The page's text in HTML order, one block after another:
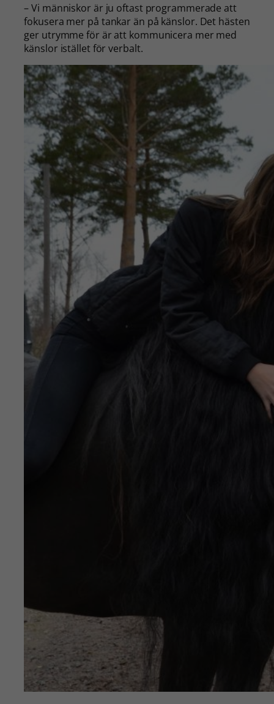
– Vi människor är ju oftast programmerade att
fokusera mer på tankar än på känslor. Det hästen
ger utrymme för är att kommunicera mer med
känslor istället för verbalt.